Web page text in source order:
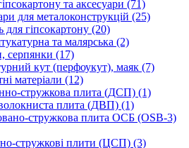
та аксесуари (71)
для металоконструкцій (25)
для гіпсокартону (20)
та малярська (2)
серпянки (17)
кут (перфоукут), маяк (7)
матеріали (12)
стружкова плита (ДСП) (1)
плита (ДВП) (1)
стружкова плита ОСБ (OSB-3)
стружкові плити (ЦСП) (3)